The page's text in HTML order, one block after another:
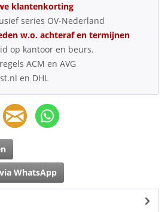
klantenkorting
series OV-Nederland
w.o. achteraf en termijnen
op kantoor en beurs.
ACM en AVG
en DHL
WhatsApp